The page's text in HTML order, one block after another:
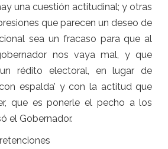
una cuestión actitudinal; y otras
que parecen un deseo de
sea un fracaso para que al
nos vaya mal, y que
rédito electoral, en lugar de
espalda’ y con la actitud que
que es ponerle el pecho a los
el Gobernador.